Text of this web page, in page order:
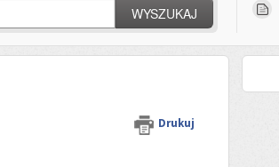
WYSZUKAJ
Drukuj